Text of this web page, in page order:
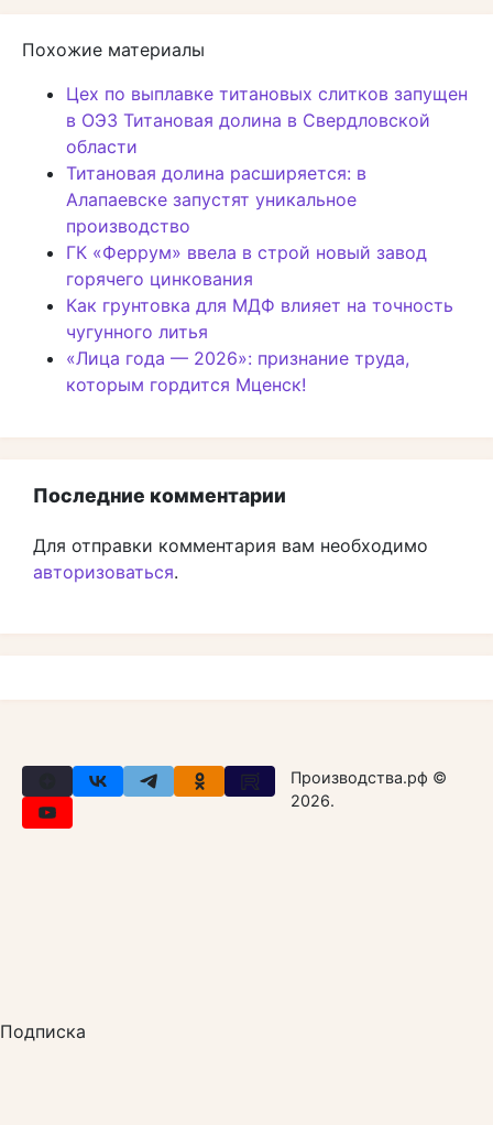
Похожие материалы
Цех по выплавке титановых слитков запущен
в ОЭЗ Титановая долина в Свердловской
области
Титановая долина расширяется: в
Алапаевске запустят уникальное
производство
ГК «Феррум» ввела в строй новый завод
горячего цинкования
Как грунтовка для МДФ влияет на точность
чугунного литья
«Лица года — 2026»: признание труда,
которым гордится Мценск!
Последние комментарии
Для отправки комментария вам необходимо
авторизоваться.
Производства.рф ©
2026.
Подписка